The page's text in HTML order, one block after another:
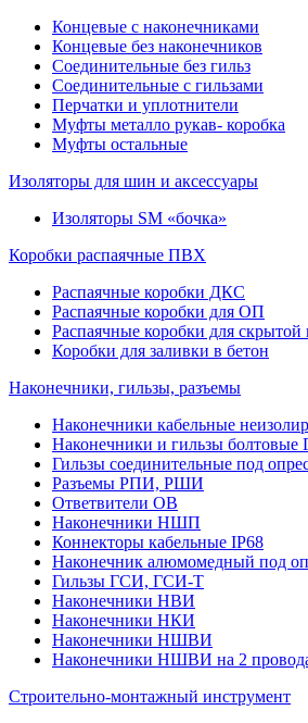
Концевые с наконечниками
Концевые без наконечников
Соединительные без гильз
Соединительные с гильзами
Перчатки и уплотнители
Муфты металло рукав- коробка
Муфты остальные
Изоляторы для шин и аксессуары
Изоляторы SM «бочка»
Коробки распаячные ПВХ
Распаячные коробки ДКС
Распаячные коробки для ОП
Распаячные коробки для скрытой
Коробки для заливки в бетон
Наконечники, гильзы, разъемы
Наконечники кабельные
Наконечники и гильзы
Гильзы соединительные под
Разъемы РПИ, РШИ
Ответвители ОВ
Наконечники НШП
Коннекторы кабельные IP68
Наконечник алюмомедный под
Гильзы ГСИ, ГСИ-Т
Наконечники НВИ
Наконечники НКИ
Наконечники НШВИ
Наконечники НШВИ на 2
Строительно-монтажный инструмент